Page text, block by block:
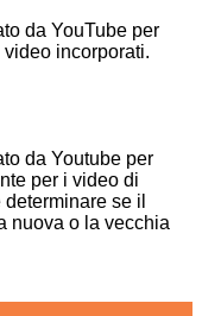
da YouTube per
incorporati.
da Youtube per
per i video di
se il
nuova o la vecchia